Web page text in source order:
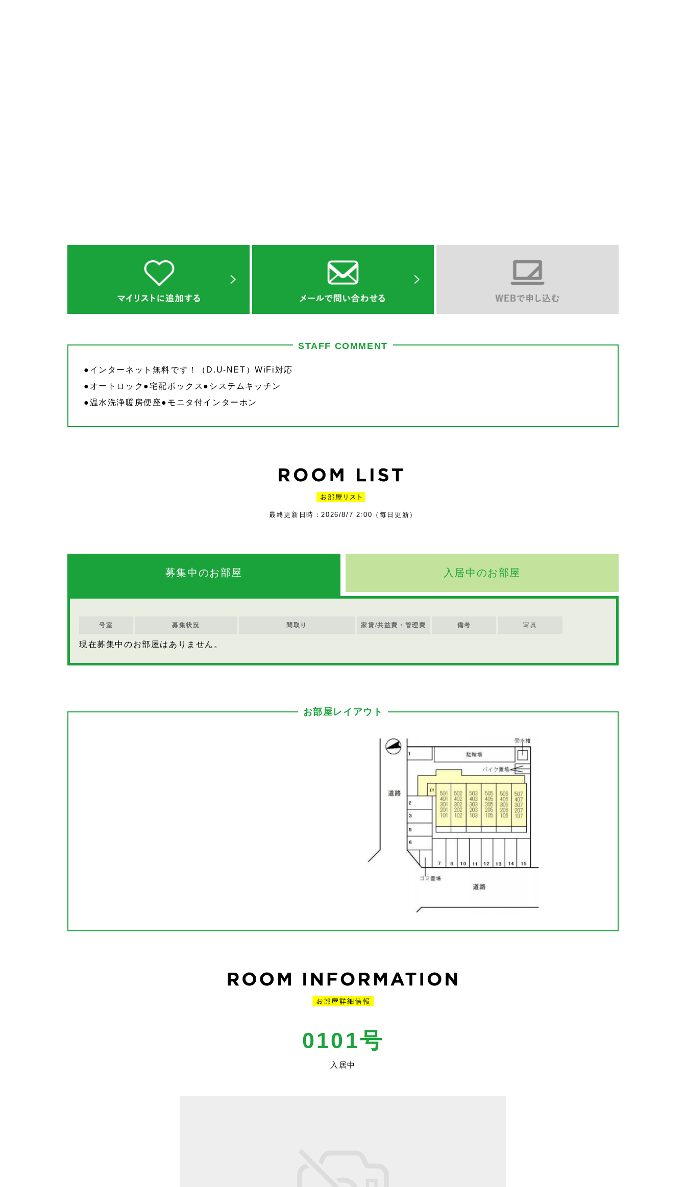
STAFF COMMENT
●インターネット無料です！（D.U-NET）WiFi対応
●オートロック●宅配ボックス●システムキッチン
●温水洗浄暖房便座●モニタ付インターホン
最終更新日時：2026/8/7 2:00（毎日更新）
募集中のお部屋 入居中のお部屋
号室 募集状況 間取り 家賃/共益費・管理費 備考 写真
現在募集中のお部屋はありません。
お部屋レイアウト
0101号
入居中